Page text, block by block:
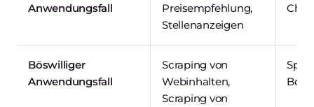
Anwendungsfall
Preisempfehlung,
Stellenanzeigen
Böswilliger
Anwendungsfall
Scraping von
Webinhalten,
Scraping von